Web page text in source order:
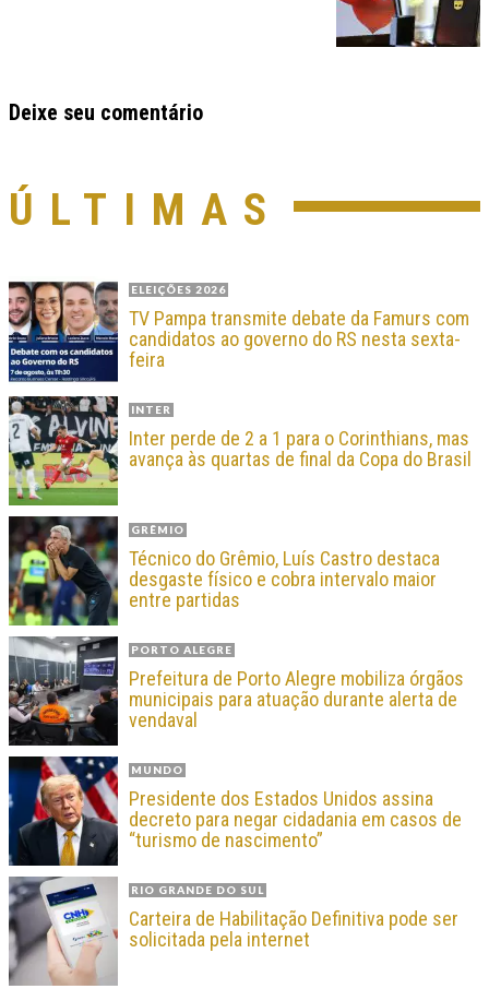
Deixe seu comentário
ÚLTIMAS
ELEIÇÕES 2026
TV Pampa transmite debate da Famurs com
candidatos ao governo do RS nesta sexta-
feira
INTER
Inter perde de 2 a 1 para o Corinthians, mas
avança às quartas de final da Copa do Brasil
GRÊMIO
Técnico do Grêmio, Luís Castro destaca
desgaste físico e cobra intervalo maior
entre partidas
PORTO ALEGRE
Prefeitura de Porto Alegre mobiliza órgãos
municipais para atuação durante alerta de
vendaval
MUNDO
Presidente dos Estados Unidos assina
decreto para negar cidadania em casos de
“turismo de nascimento”
RIO GRANDE DO SUL
Carteira de Habilitação Definitiva pode ser
solicitada pela internet